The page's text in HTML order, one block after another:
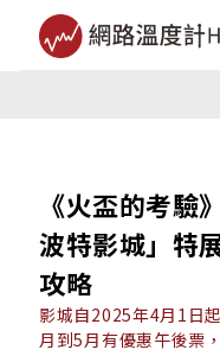
《火盃的考驗
波特影城」特
攻略
影城自2025年4月1日
月到5月有優惠午後票